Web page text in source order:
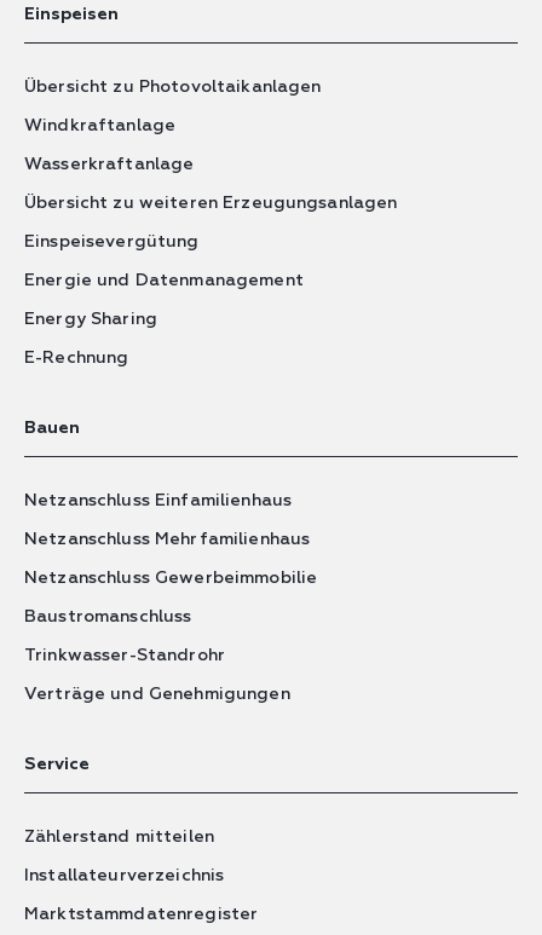
Einspeisen
Übersicht zu Photovoltaikanlagen
Windkraftanlage
Wasserkraftanlage
Übersicht zu weiteren Erzeugungsanlagen
Einspeisevergütung
Energie und Datenmanagement
Energy Sharing
E-Rechnung
Bauen
Netzanschluss Einfamilienhaus
Netzanschluss Mehrfamilienhaus
Netzanschluss Gewerbeimmobilie
Baustromanschluss
Trinkwasser-Standrohr
Verträge und Genehmigungen
Service
Zählerstand mitteilen
Installateurverzeichnis
Marktstammdatenregister